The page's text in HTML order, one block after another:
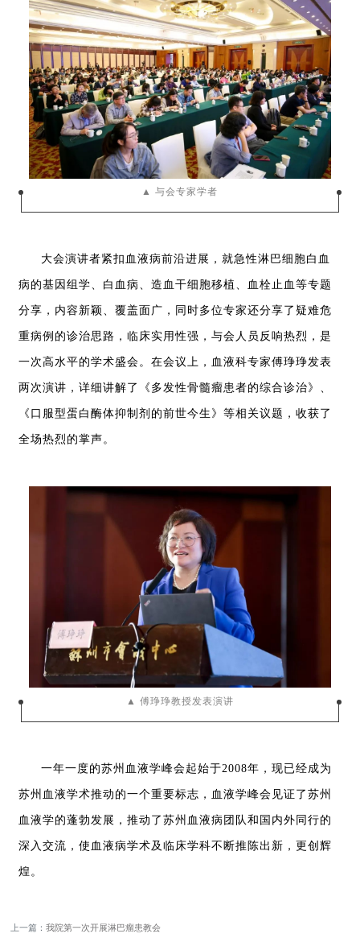
▲ 与会专家学者
大会演讲者紧扣血液病前沿进展 ，就急性淋巴细胞白血
病的基因组学、 白血病 、造血干细胞移植 、 血栓止血等专题
分享 ， 内容新颖 、覆盖面广 ， 同时多位专家还分享了疑难危
重病例的诊治思路 ，临床实用性强 ，与会人员反响热烈 ，是
一次高水平的学术盛会。在会议上 ， 血液科专家傅琤琤发表
两次演讲 ，详细讲解了《多发性骨髓瘤患者的综合诊治》 、
《口服型蛋白酶体抑制剂的前世今生》等相关议题 ，收获了
全场热烈的掌声。
▲ 傅琤琤教授发表演讲
一年一度的苏州血液学峰会起始于2008年 ，现已经成为
苏州血液学术推动的一个重要标志 ， 血液学峰会见证了苏州
血液学的蓬勃发展 ，推动了苏州血液病团队和国内外同行的
深入交流 ，使血液病学术及临床学科不断推陈出新 ， 更创辉
煌 。
上一篇：我院第一次开展淋巴瘤患教会